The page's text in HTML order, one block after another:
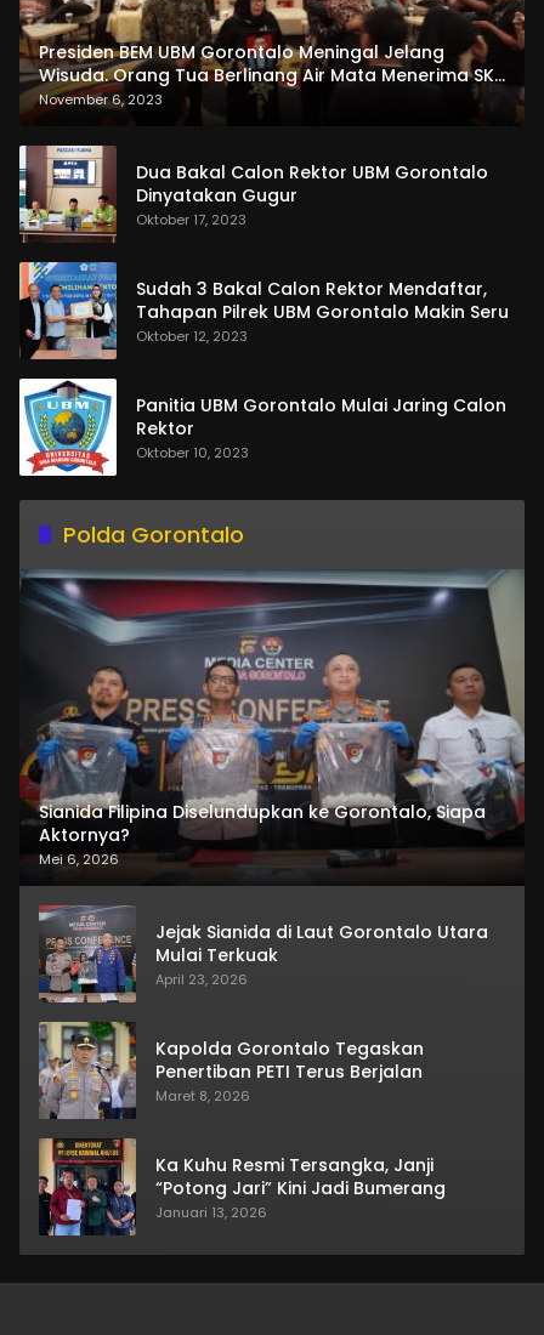
Presiden BEM UBM Gorontalo Meningal Jelang
Wisuda. Orang Tua Berlinang Air Mata Menerima SKL
dan Pemasangan Salempang
November 6, 2023
Dua Bakal Calon Rektor UBM Gorontalo
Dinyatakan Gugur
Oktober 17, 2023
Sudah 3 Bakal Calon Rektor Mendaftar,
Tahapan Pilrek UBM Gorontalo Makin Seru
Oktober 12, 2023
Panitia UBM Gorontalo Mulai Jaring Calon
Rektor
Oktober 10, 2023
Polda Gorontalo
Sianida Filipina Diselundupkan ke Gorontalo, Siapa
Aktornya?
Mei 6, 2026
Jejak Sianida di Laut Gorontalo Utara
Mulai Terkuak
April 23, 2026
Kapolda Gorontalo Tegaskan
Penertiban PETI Terus Berjalan
Maret 8, 2026
Ka Kuhu Resmi Tersangka, Janji
“Potong Jari” Kini Jadi Bumerang
Januari 13, 2026